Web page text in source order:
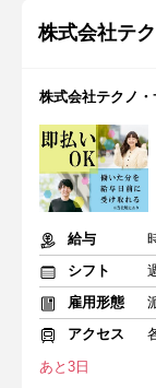
株式会社テ
株式会社テクノ
給与
シフト
雇用形態
アクセス
あと3日